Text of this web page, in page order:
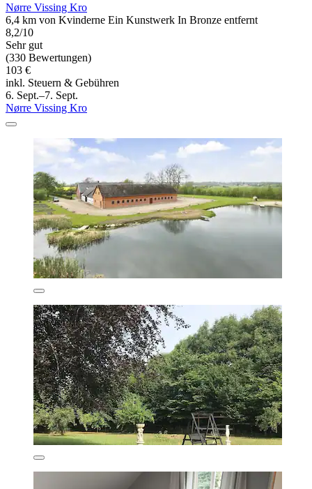
Nørre Vissing Kro
6,4 km von Kvinderne Ein Kunstwerk In Bronze entfernt
8,2/10
Sehr gut
(330 Bewertungen)
103 €
inkl. Steuern & Gebühren
6. Sept.–7. Sept.
Nørre Vissing Kro